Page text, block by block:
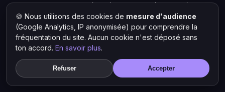
© 2026 — Tous droits réservés ·Mentions légales·Gérer les
cookies
🍪 Nous utilisons des cookies de mesure d'audience
(Google Analytics, IP anonymisée) pour comprendre la
fréquentation du site. Aucun cookie n'est déposé sans
ton accord. En savoir plus.
Refuser Accepter